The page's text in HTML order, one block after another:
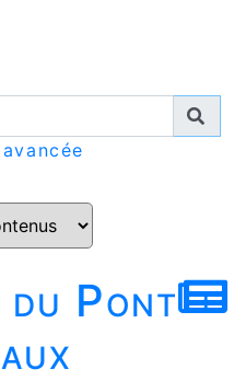
Pont